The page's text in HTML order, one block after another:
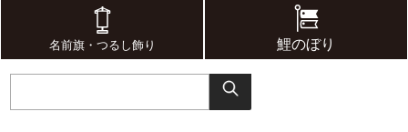
名前旗・つるし飾り 鯉のぼり